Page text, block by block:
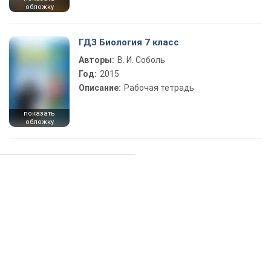
обложку
показать
обложку
ГДЗ Биология 7 класс
Авторы: В. И. Соболь
Год: 2015
Описание: Рабочая тетрадь